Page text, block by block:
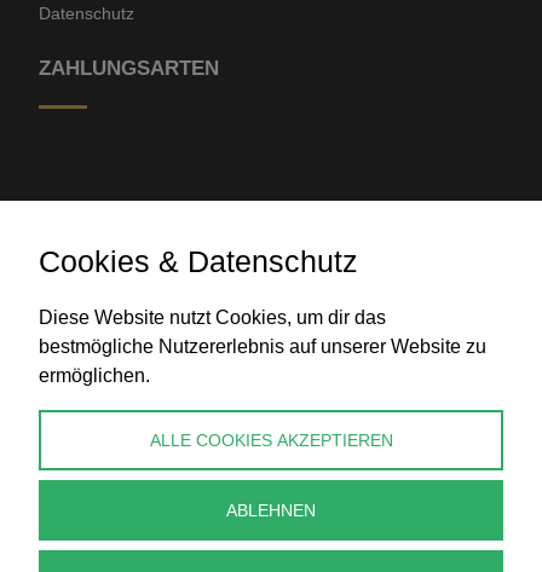
Datenschutz
ZAHLUNGSARTEN
Banküberweisung
KONTAKT
info@perlenpresse.de
Cookies & Datenschutz
Diese Website nutzt Cookies, um dir das
bestmögliche Nutzererlebnis auf unserer Website zu
ermöglichen.
ALLE COOKIES AKZEPTIEREN
ABLEHNEN